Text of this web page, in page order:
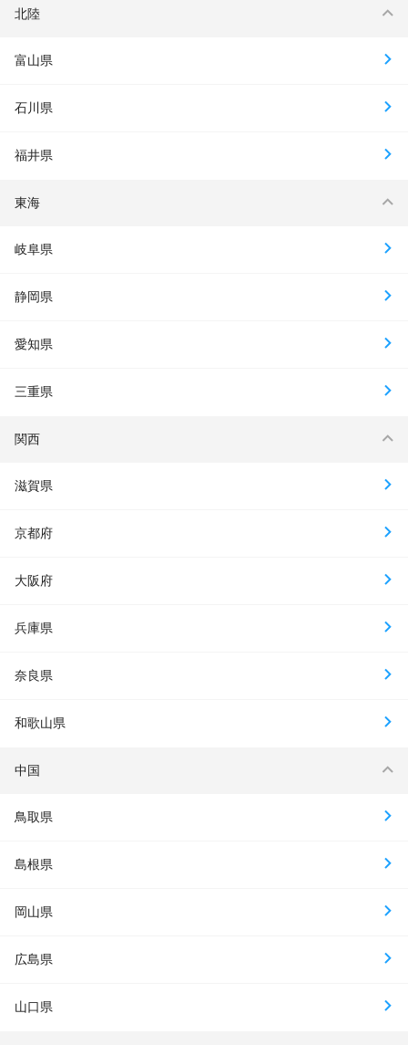
北陸
富山県
石川県
福井県
東海
岐阜県
静岡県
愛知県
三重県
関西
滋賀県
京都府
大阪府
兵庫県
奈良県
和歌山県
中国
鳥取県
島根県
岡山県
広島県
山口県